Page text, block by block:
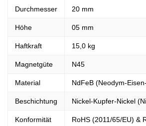
Durchmesser 20 mm
Höhe 05 mm
Haftkraft 15,0 kg
Magnetgüte N45
Material NdFeB (Neodym-
Beschichtung Nickel-Kupfer-Nickel
Konformität
RoHS (2011/65/EU) &